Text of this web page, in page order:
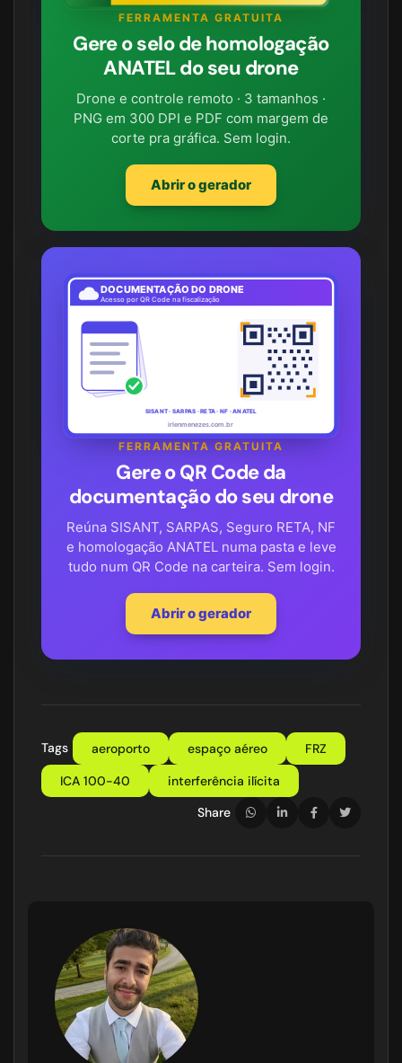
FERRAMENTA GRATUITA
Gere o selo de homologação
ANATEL do seu drone
Drone e controle remoto · 3 tamanhos ·
PNG em 300 DPI e PDF com margem de
corte pra gráfica. Sem login.
Abrir o gerador
DOCUMENTAÇÃO DO DRONE
Acesso por QR Code na fiscalização
SISANT · SARPAS · RETA · NF · ANATEL
irlenmenezes.com.br
FERRAMENTA GRATUITA
Gere o QR Code da
documentação do seu drone
Reúna SISANT, SARPAS, Seguro RETA, NF
e homologação ANATEL numa pasta e leve
tudo num QR Code na carteira. Sem login.
Abrir o gerador
Tags aeroporto espaço aéreo
FRZ
ICA 100-40
interferência ilícita
Share